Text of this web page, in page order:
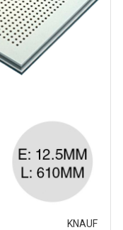
KNAUF